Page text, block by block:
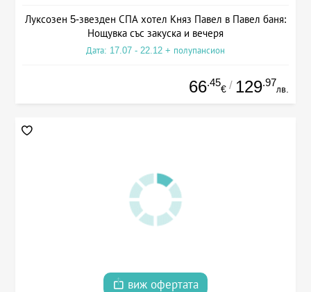
Луксозен 5-звезден СПА хотел Княз Павел в Павел баня:
Нощувка със закуска и вечеря
Дата: 17.07 - 22.12 + полупансион
66.45
€ / 129.97
лв.
виж офертата